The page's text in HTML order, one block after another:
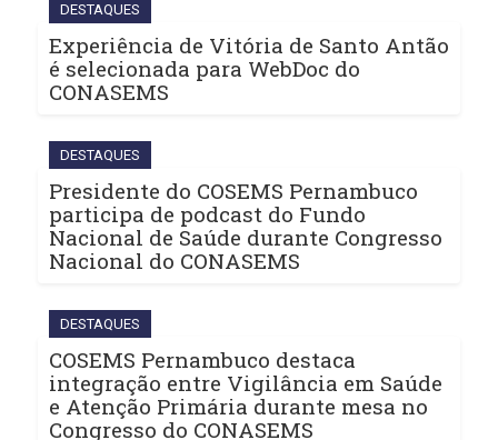
DESTAQUES
Experiência de Vitória de Santo Antão
é selecionada para WebDoc do
CONASEMS
DESTAQUES
Presidente do COSEMS Pernambuco
participa de podcast do Fundo
Nacional de Saúde durante Congresso
Nacional do CONASEMS
DESTAQUES
COSEMS Pernambuco destaca
integração entre Vigilância em Saúde
e Atenção Primária durante mesa no
Congresso do CONASEMS